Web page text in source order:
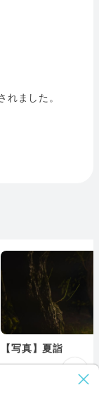
れました。
【写真】夏詣